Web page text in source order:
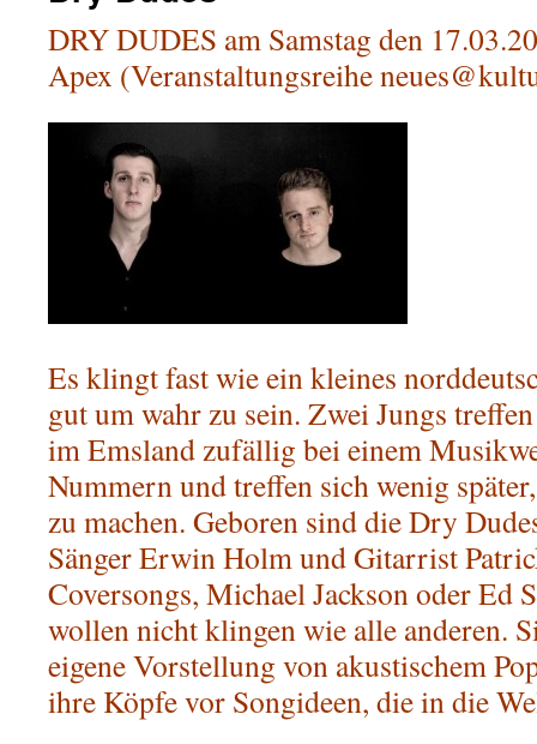
DRY DUDES am Samstag den
Apex (Veranstaltungsreihe
Es klingt fast wie ein kleines
gut um wahr zu sein. Zwei Jungs
im Emsland zufällig bei einem
Nummern und treffen sich wenig
zu machen. Geboren sind die Dry
Sänger Erwin Holm und Gitarrist
Coversongs, Michael Jackson oder Ed
wollen nicht klingen wie alle anderen.
eigene Vorstellung von akustischem
ihre Köpfe vor Songideen, die in die